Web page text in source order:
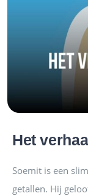
Het
Soemit is een
getallen. Hij